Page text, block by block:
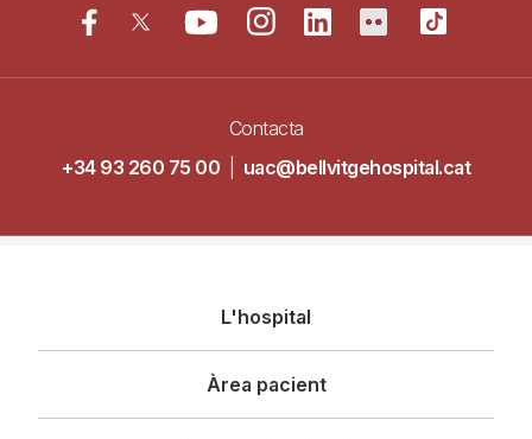
Contacta
+34 93 260 75 00
uac@bellvitgehospital.cat
principal
L'hospital
Àrea pacient